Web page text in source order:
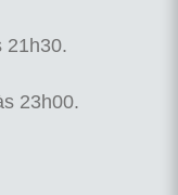
21h30.
23h00.